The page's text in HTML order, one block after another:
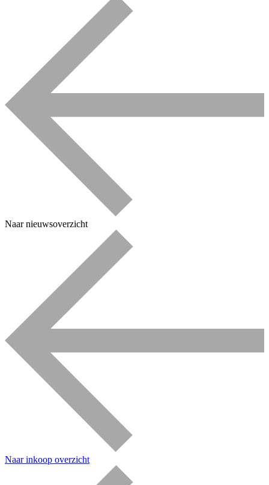
Naar nieuwsoverzicht
Naar inkoop overzicht